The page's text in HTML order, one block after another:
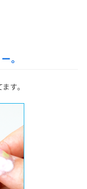
。
す。